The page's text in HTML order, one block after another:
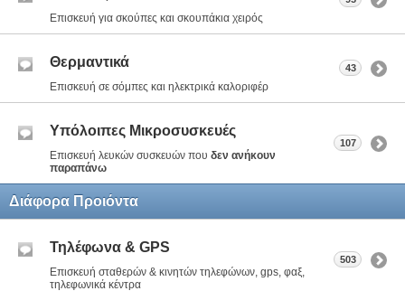
Επισκευή για σκούπες και σκουπάκια χειρός
Θερμαντικά
Επισκευή σε σόμπες και ηλεκτρικά καλοριφέρ
43
Υπόλοιπες Μικροσυσκευές
Επισκευή λευκών συσκευών που δεν ανήκουν
παραπάνω
107
Διάφορα Προιόντα
Τηλέφωνα & GPS
Επισκευή σταθερών & κινητών τηλεφώνων, gps, φαξ,
τηλεφωνικά κέντρα
503